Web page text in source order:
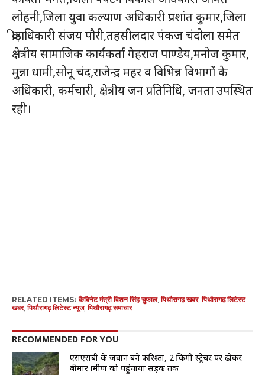
लोहनी,जिला युवा कल्याण अधिकारी प्रशांत कुमार,जिला
क्रीड़ाधिकारी संजय पौरी,तहसीलदार पंकज चंदोला समेत
क्षेत्रीय सामाजिक कार्यकर्ता गेहराज पाण्डेय,मनोज कुमार,
मुन्ना धामी,सोनू चंद,राजेन्द्र महर व विभिन्न विभागों के
अधिकारी, कर्मचारी, क्षेत्रीय जन प्रतिनिधि, जनता उपस्थित
रही।
RELATED ITEMS: कैबिनेट मंत्री विशन सिंह चुफाल,पिथौरागढ़ खबर,पिथौरागढ़ लिटेस्ट
खबर,पिथौरागढ़ लिटेस्ट न्यूज,पिथौरागढ़ समाचार
RECOMMENDED FOR YOU
एसएसबी के जवान बने फरिश्ता, 2 किमी स्ट्रेचर पर ढोकर
बीमार ग्रामीण को पहुंचाया सड़क तक